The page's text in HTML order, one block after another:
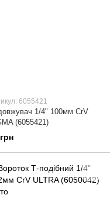
6055421
1/4" 100мм CrV
(6055421)